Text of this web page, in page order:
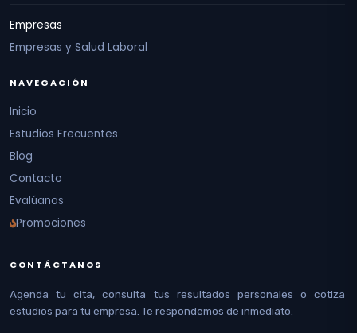
Empresas
Empresas y Salud Laboral
NAVEGACIÓN
Inicio
Estudios Frecuentes
Blog
Contacto
Evalúanos
Promociones
CONTÁCTANOS
Agenda tu cita, consulta tus resultados personales o cotiza
estudios para tu empresa. Te respondemos de inmediato.